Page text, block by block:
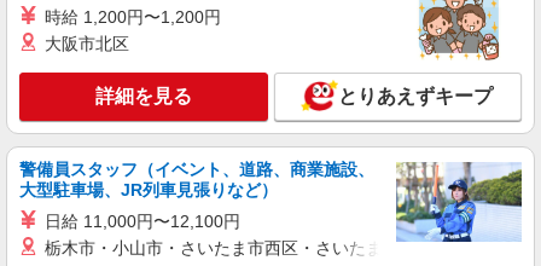
時給1400円〜 別途インセンティブ制度あり ※
+゜・。○。・゜+゜ 入社祝い金10万円支給(規定
有) お友達を紹介頂くと, インセンティブ支給(規定
有) ★月2回払い・週払い可能（規程有）★ ゜・。
○。・゜+゜・。○。・゜+゜
キープ 詳細を見る
紹介予定派遣
株式会社シエロ
【エーユー】の店舗スタッフ
時給1400円〜1500円（経験・能力による） ※
時給 1,200円〜1,200円
大阪市北区
詳細を見る とりあえずキープ
警備員スタッフ（イベント、道路、商業施設、
大型駐車場、JR列車見張りなど）
日給 11,000円〜12,100円
栃木市・小山市・さいたま市西区・さいたま市岩槻区・久喜市・